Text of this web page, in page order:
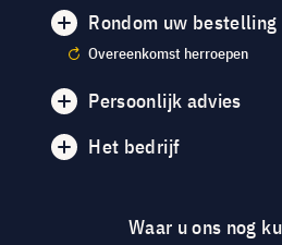
Rondom uw bestelling
Overeenkomst herroepen
Persoonlijk advies
Het bedrijf
Waar u ons nog